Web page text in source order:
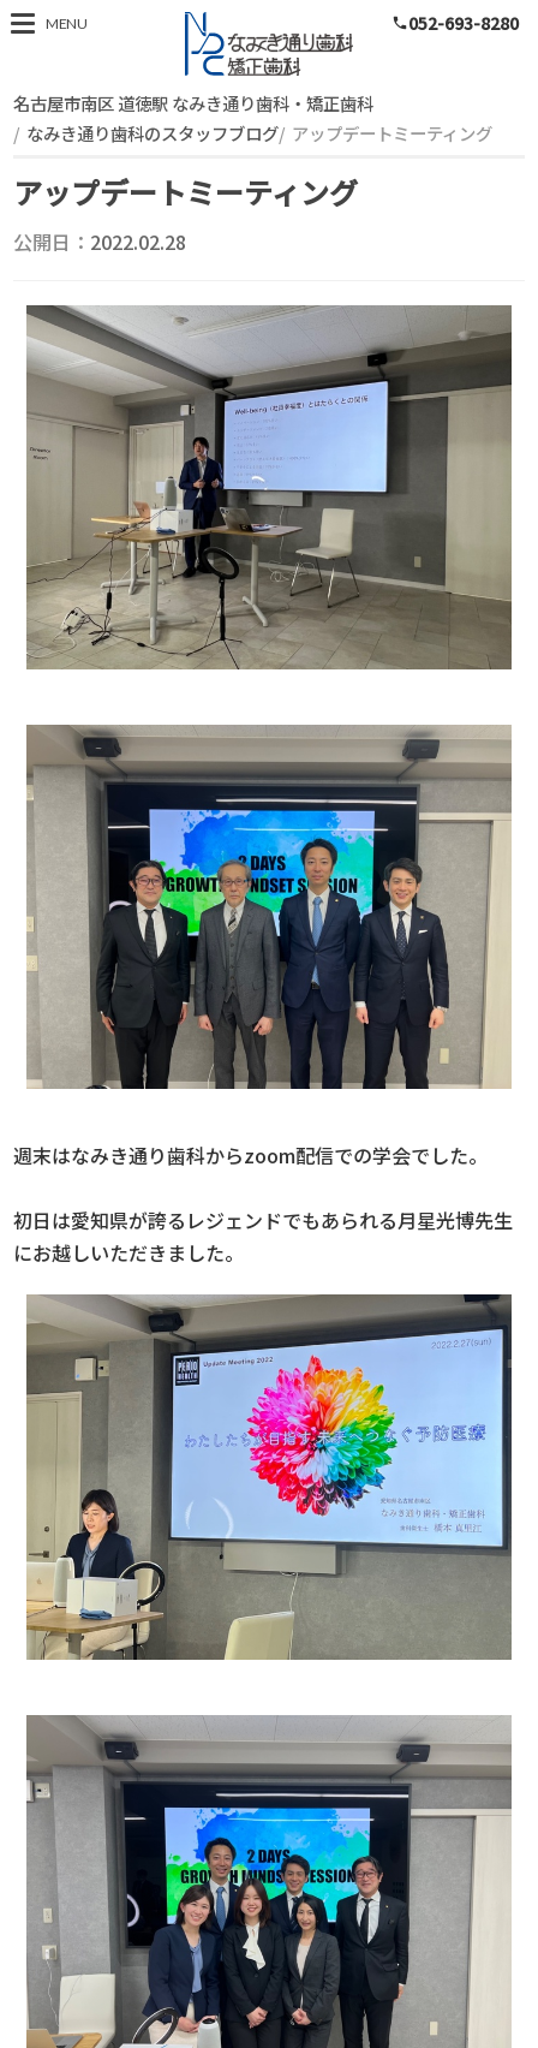
スタッフブログ
MENU phone052-693-8280
名古屋市南区 道徳駅 なみき通り歯科・矯正歯科
なみき通り歯科のスタッフブログ アップデートミーティング
アップデートミーティング
公開日： 2022.02.28
週末はなみき通り歯科からzoom配信での学会でした。
初日は愛知県が誇るレジェンドでもあられる月星光博先生
にお越しいただきました。